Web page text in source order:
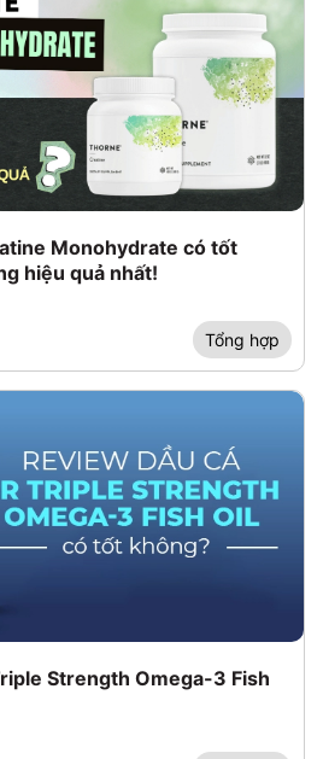
Monohydrate có tốt
hiệu quả nhất!
Tổng hợp
Strength Omega-3 Fish